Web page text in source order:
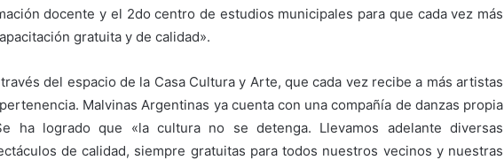
docente y el 2do centro de estudios municipales para que cada vez más
gratuita y de calidad».
del espacio de la Casa Cultura y Arte, que cada vez recibe a más artistas
Malvinas Argentinas ya cuenta con una compañía de danzas propia
ha logrado que «la cultura no se detenga. Llevamos adelante diversas
de calidad, siempre gratuitas para todos nuestros vecinos y nuestras